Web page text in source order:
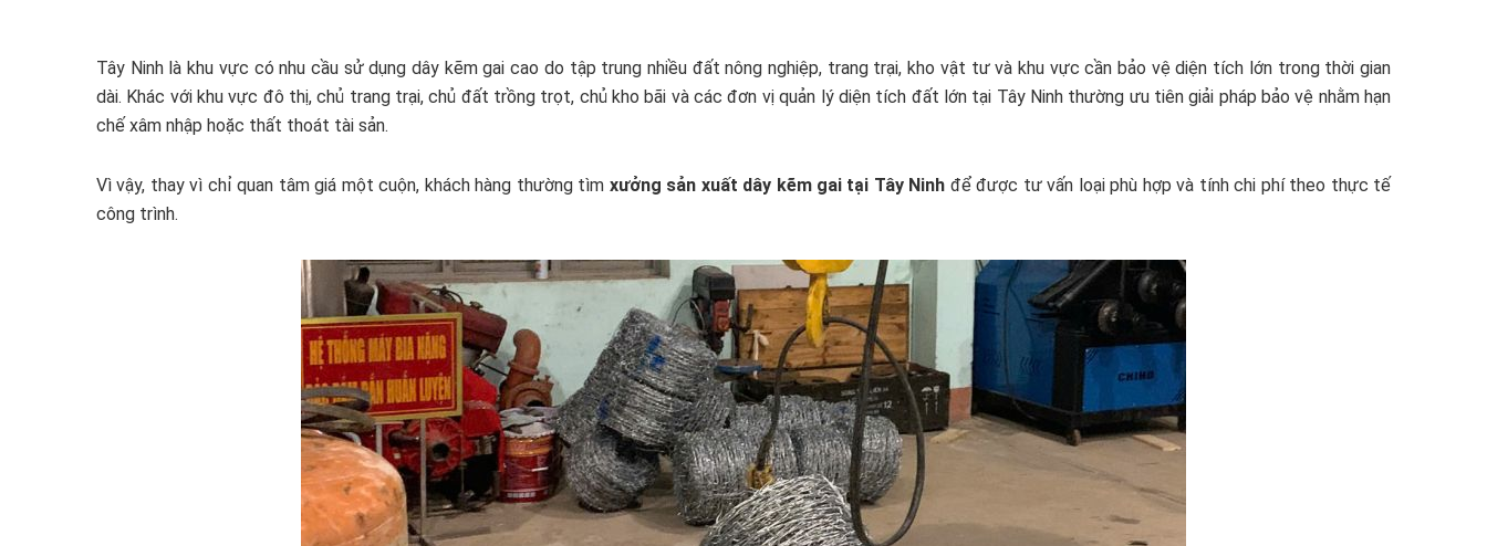
Tây Ninh là khu vực có nhu cầu sử dụng dây kẽm gai cao do tập trung nhiều đất nông nghiệp, trang trại, kho vật tư và khu vực cần bảo vệ diện tích lớn trong thời gian
dài. Khác với khu vực đô thị, chủ trang trại, chủ đất trồng trọt, chủ kho bãi và các đơn vị quản lý diện tích đất lớn tại Tây Ninh thường ưu tiên giải pháp bảo vệ nhằm hạn
chế xâm nhập hoặc thất thoát tài sản.
Vì vậy, thay vì chỉ quan tâm giá một cuộn, khách hàng thường tìm xưởng sản xuất dây kẽm gai tại Tây Ninh để được tư vấn loại phù hợp và tính chi phí theo thực tế
công trình.